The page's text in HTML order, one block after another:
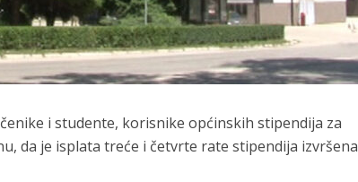
i studente, korisnike općinskih stipendija za
da je isplata treće i četvrte rate stipendija izvršena